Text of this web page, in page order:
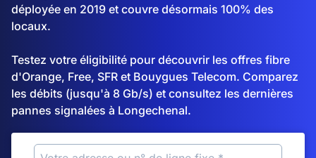
déployée en 2019 et couvre désormais 100% des
locaux.
Testez votre éligibilité pour découvrir les offres fibre
d'Orange, Free, SFR et Bouygues Telecom. Comparez
les débits (jusqu'à 8 Gb/s) et consultez les dernières
pannes signalées à Longechenal.